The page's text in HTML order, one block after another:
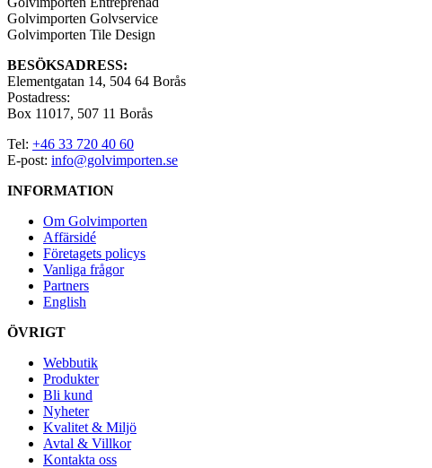
Golvimporten Golvservice
Golvimporten Tile Design
BESÖKSADRESS:
Elementgatan 14, 504 64 Borås
Postadress:
Box 11017, 507 11 Borås
Tel: +46 33 720 40 60
E-post: info@golvimporten.se
INFORMATION
Om Golvimporten
Affärsidé
Företagets policys
Vanliga frågor
Partners
English
ÖVRIGT
Webbutik
Produkter
Bli kund
Nyheter
Kvalitet & Miljö
Avtal & Villkor
Kontakta oss